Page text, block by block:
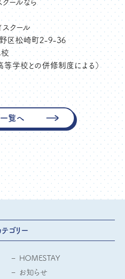
ールなら
クール
区松崎町2-9-36
校
学校との併修制度による）
一覧へ
テゴリー
HOMESTAY
お知らせ